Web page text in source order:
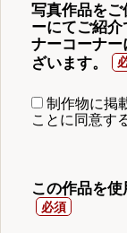
写真作品を
ーにてご紹
ナーコーナ
ざいます。
制作物に掲
ことに同意す
この作品を